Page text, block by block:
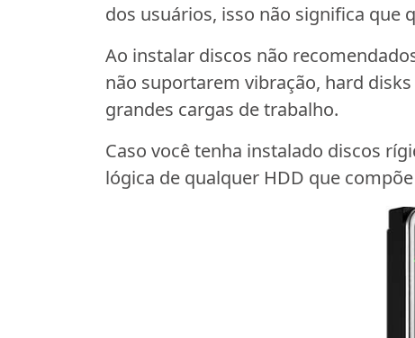
dos usuários, isso não significa que
Ao instalar discos não
não suportarem vibração, hard
grandes cargas de trabalho.
Caso você tenha instalado discos
lógica de qualquer HDD que